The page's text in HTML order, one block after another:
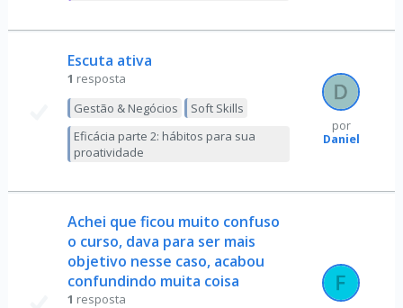
Escuta ativa
1 resposta
Gestão & Negócios
Soft Skills
Eficácia parte 2: hábitos para sua
proatividade
por
Daniel
Achei que ficou muito confuso
o curso, dava para ser mais
objetivo nesse caso, acabou
confundindo muita coisa
1 resposta